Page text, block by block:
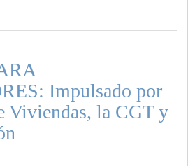
Impulsado por
Viviendas, la CGT y